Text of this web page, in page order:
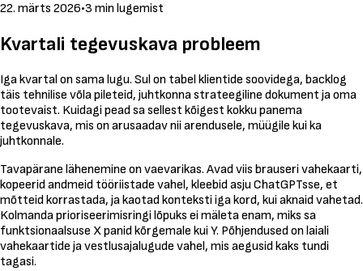
22. märts 2026•3 min lugemist
Kvartali tegevuskava probleem
Iga kvartal on sama lugu. Sul on tabel klientide soovidega, backlog
täis tehnilise võla pileteid, juhtkonna strateegiline dokument ja oma
tootevaist. Kuidagi pead sa sellest kõigest kokku panema
tegevuskava, mis on arusaadav nii arendusele, müügile kui ka
juhtkonnale.
Tavapärane lähenemine on vaevarikas. Avad viis brauseri vahekaarti,
kopeerid andmeid tööriistade vahel, kleebid asju ChatGPTsse, et
mõtteid korrastada, ja kaotad konteksti iga kord, kui aknaid vahetad.
Kolmanda prioriseerimisringi lõpuks ei mäleta enam, miks sa
funktsionaalsuse X panid kõrgemale kui Y. Põhjendused on laiali
vahekaartide ja vestlusajalugude vahel, mis aegusid kaks tundi
tagasi.